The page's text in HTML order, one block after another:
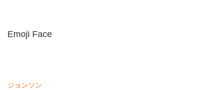
Emoji Face
ジョンソン